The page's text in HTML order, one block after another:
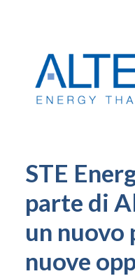
STE
parte di
un nuovo
nuove